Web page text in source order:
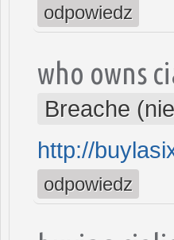
odpowiedz
who owns
Breache
http://
odpowiedz